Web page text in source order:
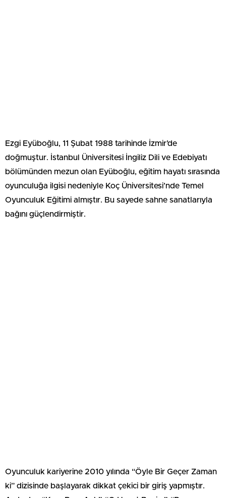
Ezgi Eyüboğlu, 11 Şubat 1988 tarihinde İzmir’de
doğmuştur. İstanbul Üniversitesi İngiliz Dili ve Edebiyatı
bölümünden mezun olan Eyüboğlu, eğitim hayatı sırasında
oyunculuğa ilgisi nedeniyle Koç Üniversitesi’nde Temel
Oyunculuk Eğitimi almıştır. Bu sayede sahne sanatlarıyla
bağını güçlendirmiştir.
Oyunculuk kariyerine 2010 yılında “Öyle Bir Geçer Zaman
ki” dizisinde başlayarak dikkat çekici bir giriş yapmıştır.